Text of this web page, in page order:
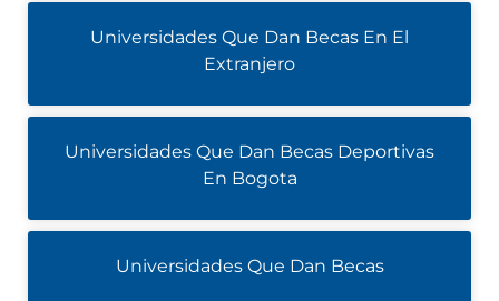
Universidades Que Dan Becas En El
Extranjero
Universidades Que Dan Becas Deportivas
En Bogota
Universidades Que Dan Becas